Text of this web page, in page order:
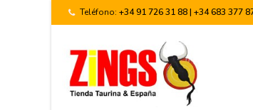
Teléfono: +34 91 726 31 88 | +34 683 377